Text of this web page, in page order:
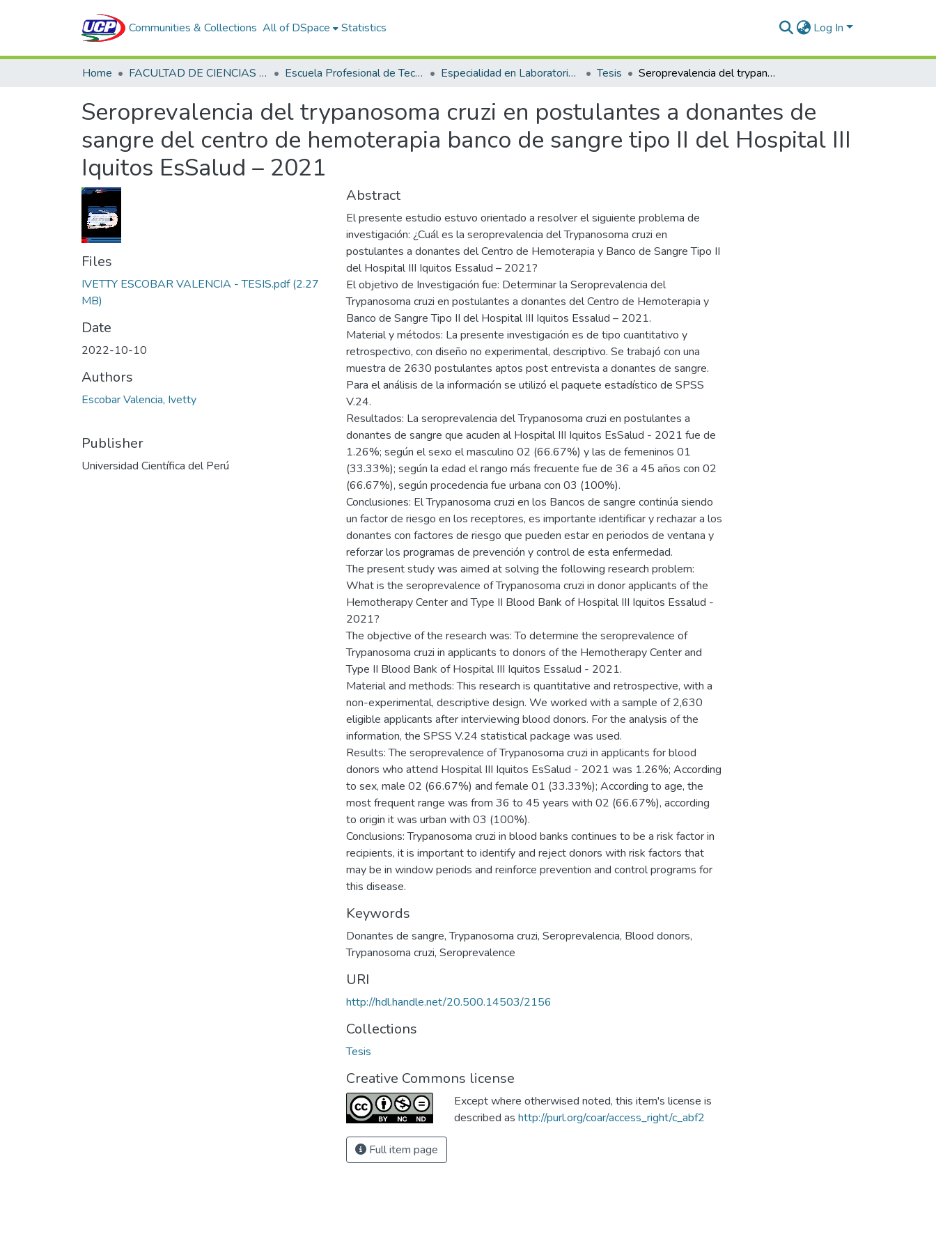
Communities & Collections All of DSpace Statistics Log In
Home FACULTAD DE CIENCIAS DE LA SALUD Escuela Profesional de Tecnología Médica Especialidad en Laboratorio Clínico y Anatomía Patológica Tesis Seroprevalencia del trypanosoma cruzi en postulantes a donantes de sangre del centro de hemoterapia banco de sangre tipo II del Hospital III Iquitos EsSalud – 2021
Seroprevalencia del trypanosoma cruzi en postulantes a donantes de
sangre del centro de hemoterapia banco de sangre tipo II del Hospital III
Iquitos EsSalud – 2021
Files
IVETTY ESCOBAR VALENCIA - TESIS.pdf(2.27
MB)
Date
2022-10-10
Authors
Escobar Valencia, Ivetty
Publisher
Universidad Científica del Perú
Abstract
El presente estudio estuvo orientado a resolver el siguiente problema de
investigación: ¿Cuál es la seroprevalencia del Trypanosoma cruzi en
postulantes a donantes del Centro de Hemoterapia y Banco de Sangre Tipo II
del Hospital III Iquitos Essalud – 2021?
El objetivo de Investigación fue: Determinar la Seroprevalencia del
Trypanosoma cruzi en postulantes a donantes del Centro de Hemoterapia y
Banco de Sangre Tipo II del Hospital III Iquitos Essalud – 2021.
Material y métodos: La presente investigación es de tipo cuantitativo y
retrospectivo, con diseño no experimental, descriptivo. Se trabajó con una
muestra de 2630 postulantes aptos post entrevista a donantes de sangre.
Para el análisis de la información se utilizó el paquete estadístico de SPSS
V.24.
Resultados: La seroprevalencia del Trypanosoma cruzi en postulantes a
donantes de sangre que acuden al Hospital III Iquitos EsSalud - 2021 fue de
1.26%; según el sexo el masculino 02 (66.67%) y las de femeninos 01
(33.33%); según la edad el rango más frecuente fue de 36 a 45 años con 02
(66.67%), según procedencia fue urbana con 03 (100%).
Conclusiones: El Trypanosoma cruzi en los Bancos de sangre continúa siendo
un factor de riesgo en los receptores, es importante identificar y rechazar a los
donantes con factores de riesgo que pueden estar en periodos de ventana y
reforzar los programas de prevención y control de esta enfermedad.
The present study was aimed at solving the following research problem:
What is the seroprevalence of Trypanosoma cruzi in donor applicants of the
Hemotherapy Center and Type II Blood Bank of Hospital III Iquitos Essalud -
2021?
The objective of the research was: To determine the seroprevalence of
Trypanosoma cruzi in applicants to donors of the Hemotherapy Center and
Type II Blood Bank of Hospital III Iquitos Essalud - 2021.
Material and methods: This research is quantitative and retrospective, with a
non-experimental, descriptive design. We worked with a sample of 2,630
eligible applicants after interviewing blood donors. For the analysis of the
information, the SPSS V.24 statistical package was used.
Results: The seroprevalence of Trypanosoma cruzi in applicants for blood
donors who attend Hospital III Iquitos EsSalud - 2021 was 1.26%; According
to sex, male 02 (66.67%) and female 01 (33.33%); According to age, the
most frequent range was from 36 to 45 years with 02 (66.67%), according
to origin it was urban with 03 (100%).
Conclusions: Trypanosoma cruzi in blood banks continues to be a risk factor in
recipients, it is important to identify and reject donors with risk factors that
may be in window periods and reinforce prevention and control programs for
this disease.
Keywords
Donantes de sangre,Trypanosoma cruzi, Seroprevalencia, Blood donors,
Trypanosoma cruzi, Seroprevalence
URI
http://hdl.handle.net/20.500.14503/2156
Collections
Tesis
Creative Commons license
Except where otherwised noted, this item's license is
described as http://purl.org/coar/access_right/c_abf2
Full item page